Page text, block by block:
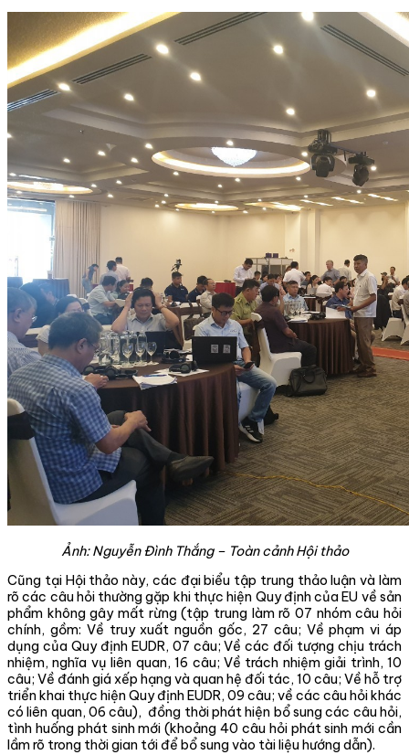
Ảnh:Nguyễn Đình Thắng – Toàn cảnh Hội thảo
Cũng tại Hội thảo này, các đại biểu tập trung thảo luận và làm
rõ các câu hỏi thường gặp khi thực hiện Quy định của EU về sản
phẩm không gây mất rừng (tập trung làm rõ 07 nhóm câu hỏi
chính, gồm: Về truy xuất nguồn gốc, 27 câu; Về phạm vi áp
dụng của Quy định EUDR, 07 câu; Về các đối tượng chịu trách
nhiệm, nghĩa vụ liên quan, 16 câu; Về trách nhiệm giải trình, 10
câu; Về đánh giá xếp hạng và quan hệ đối tác, 10 câu; Về hỗ trợ
triển khai thực hiện Quy định EUDR, 09 câu; về các câu hỏi khác
có liên quan, 06 câu), đồng thời phát hiện bổ sung các câu hỏi,
tình huống phát sinh mới (khoảng 40 câu hỏi phát sinh mới cần
lầm rõ trong thời gian tới để bổ sung vào tài liệu hướng dẫn).